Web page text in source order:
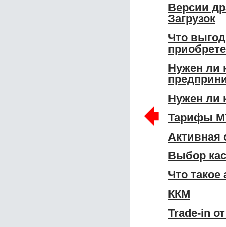
Версии
Загрузок
Что
Нужен ли
Нужен ли
Тарифы
Активная
Выбор
Что
ККМ
Trade-in
🠸